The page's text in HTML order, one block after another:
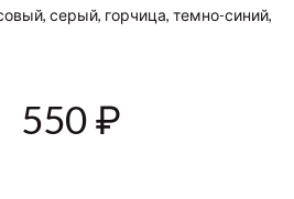
серый, горчица, темно-синий,
550₽